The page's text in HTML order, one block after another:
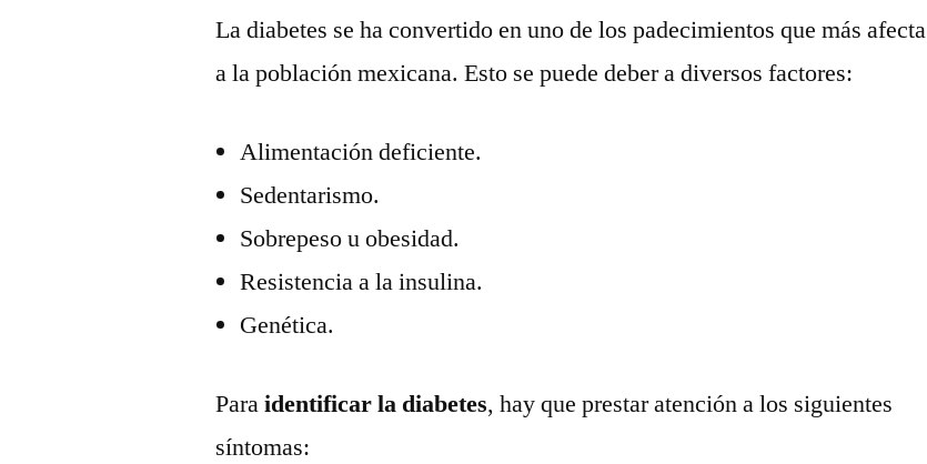
La diabetes se ha convertido en uno de los padecimientos que más afecta
a la población mexicana. Esto se puede deber a diversos factores:
Alimentación deficiente.
Sedentarismo.
Sobrepeso u obesidad.
Resistencia a la insulina.
Genética.
Paraidentificar la diabetes, hay que prestar atención a los siguientes
síntomas: